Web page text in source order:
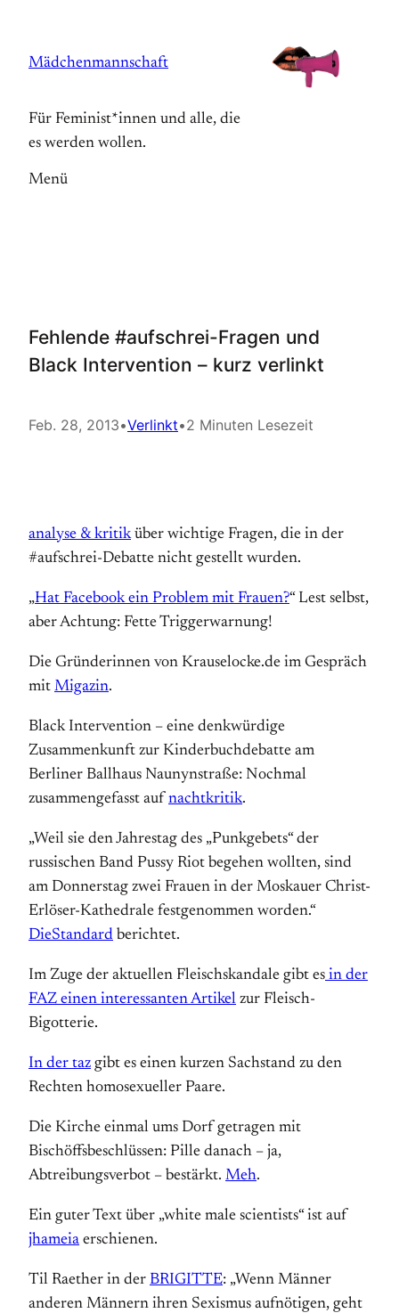
springen
Mädchenmannschaft
Für Feminist*innen und alle, die
es werden wollen.
Menü
Fehlende #aufschrei-Fragen und
Black Intervention – kurz verlinkt
Feb. 28, 2013•Verlinkt•2 Minuten Lesezeit
analyse & kritiküber wichtige Fragen, die in der
#aufschrei-Debatte nicht gestellt wurden.
„Hat Facebook ein Problem mit Frauen?“ Lest selbst,
aber Achtung: Fette Triggerwarnung!
Die Gründerinnen von Krauselocke.de im Gespräch
mit Migazin.
Black Intervention – eine denkwürdige
Zusammenkunft zur Kinderbuchdebatte am
Berliner Ballhaus Naunynstraße: Nochmal
zusammengefasst auf nachtkritik.
„Weil sie den Jahrestag des „Punkgebets“ der
russischen Band Pussy Riot begehen wollten, sind
am Donnerstag zwei Frauen in der Moskauer Christ-
Erlöser-Kathedrale festgenommen worden.“
DieStandard berichtet.
Im Zuge der aktuellen Fleischskandale gibt es in der
FAZ einen interessanten Artikel zur Fleisch-
Bigotterie.
In der taz gibt es einen kurzen Sachstand zu den
Rechten homosexueller Paare.
Die Kirche einmal ums Dorf getragen mit
Bischöffsbeschlüssen: Pille danach – ja,
Abtreibungsverbot – bestärkt. Meh.
Ein guter Text über „white male scientists“ ist auf
jhameia erschienen.
Til Raether in der BRIGITTE: „Wenn Männer
anderen Männern ihren Sexismus aufnötigen, geht